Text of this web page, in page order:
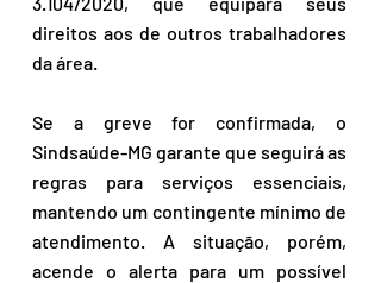
direitos aos de outros trabalhadores
da área.
Se a greve for confirmada, o
Sindsaúde-MG garante que seguirá as
regras para serviços essenciais,
mantendo um contingente mínimo de
atendimento. A situação, porém,
acende o alerta para um possível